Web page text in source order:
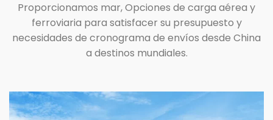
Proporcionamos mar, Opciones de carga aérea y
ferroviaria para satisfacer su presupuesto y
necesidades de cronograma de envíos desde China
a destinos mundiales.